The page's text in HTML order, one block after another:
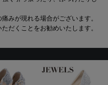
みが現れる場合がございます。
だくことをお勧めいたします。